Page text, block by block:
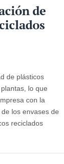
de
de plásticos
lo que
con la
los envases de
reciclados